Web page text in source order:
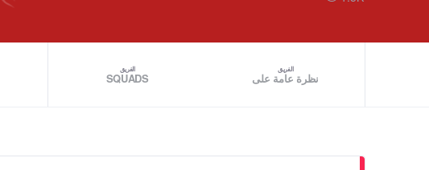
الفريق
نظرة عامة على
الفريق
SQUADS